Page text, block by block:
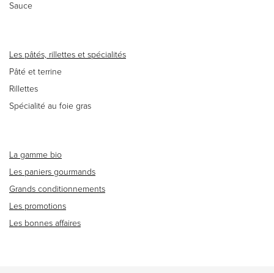
Sauce
Les pâtés, rillettes et spécialités
Pâté et terrine
Rillettes
Spécialité au foie gras
La gamme bio
Les paniers gourmands
Grands conditionnements
Les promotions
Les bonnes affaires